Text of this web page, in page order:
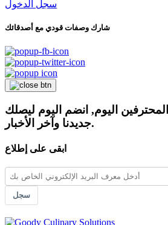
سجل الدخول
شارك وصفات قودي مع أصدقائك
اليوم, انضم اليوم ليصلك
جديدنا وآخر الأخبار.
ابقى على إطلاع
سجل